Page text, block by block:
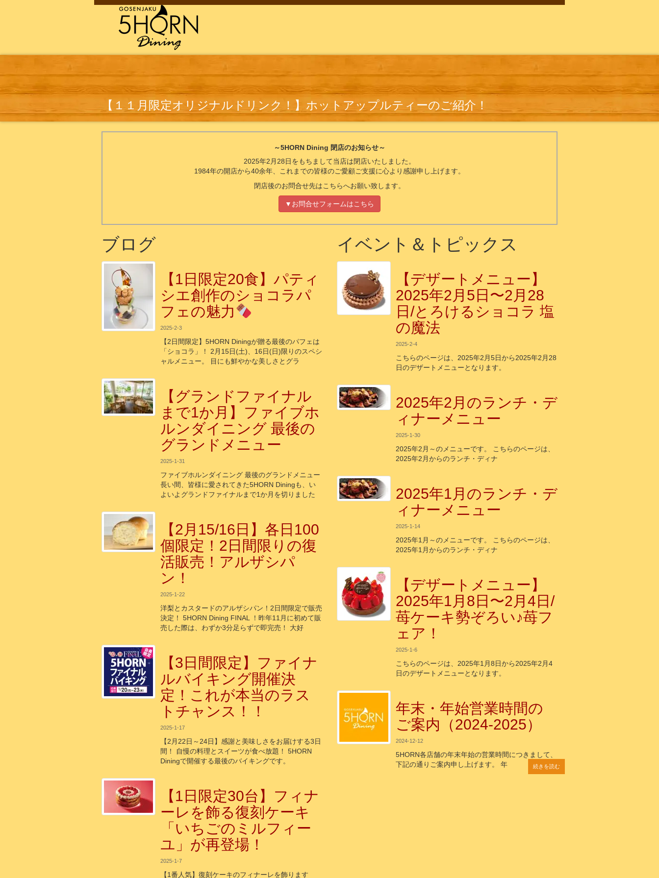
【１１月限定オリジナルドリンク！】ホットアップルティーのご紹介！
～5HORN Dining 閉店のお知らせ～
2025年2月28日をもちまして当店は閉店いたしました。
1984年の開店から40余年、これまでの皆様のご愛顧ご支援に心より感謝申し上げます。
閉店後のお問合せ先はこちらへお願い致します。
▼お問合せフォームはこちら
ブログ
【1日限定20食】パティ
シエ創作のショコラパ
フェの魅力
2025-2-3
【2日間限定】5HORN Diningが贈る最後のパフェは
「ショコラ」！ 2月15日(土)、16日(日)限りのスペシ
ャルメニュー。 目にも鮮やかな美しさとグラ
【グランドファイナル
まで1か月】ファイブホ
ルンダイニング 最後の
グランドメニュー
2025-1-31
ファイブホルンダイニング 最後のグランドメニュー
長い間、皆様に愛されてきた5HORN Diningも、い
よいよグランドファイナルまで1か月を切りました
【2月15/16日】各日100
個限定！2日間限りの復
活販売！アルザシパ
ン！
2025-1-22
洋梨とカスタードのアルザシパン！2日間限定で販売
決定！ 5HORN Dining FINAL ！昨年11月に初めて販
売した際は、わずか3分足らずで即完売！ 大好
【3日間限定】ファイナ
ルバイキング開催決
定！これが本当のラス
トチャンス！！
2025-1-17
【2月22日～24日】感謝と美味しさをお届けする3日
間！ 自慢の料理とスイーツが食べ放題！ 5HORN
Diningで開催する最後のバイキングです。
【1日限定30台】フィナ
ーレを飾る復刻ケーキ
「いちごのミルフィー
ユ」が再登場！
2025-1-7
【1番人気】復刻ケーキのフィナーレを飾ります
イベント＆トピックス
【デザートメニュー】
2025年2月5日〜2月28
日/とろけるショコラ 塩
の魔法
2025-2-4
こちらのページは、2025年2月5日から2025年2月28
日のデザートメニューとなります。
続きを読む
2025年2月のランチ・デ
ィナーメニュー
2025-1-30
2025年2月～のメニューです。 こちらのページは、
2025年2月からのランチ・ディナ
続きを読む
2025年1月のランチ・デ
ィナーメニュー
2025-1-14
2025年1月～のメニューです。 こちらのページは、
2025年1月からのランチ・ディナ
続きを読む
【デザートメニュー】
2025年1月8日〜2月4日/
苺ケーキ勢ぞろい♪苺フ
ェア！
2025-1-6
こちらのページは、2025年1月8日から2025年2月4
日のデザートメニューとなります。
続きを読む
年末・年始営業時間の
ご案内（2024-2025）
2024-12-12
5HORN各店舗の年末年始の営業時間につきまして、
下記の通りご案内申し上げます。 年
続きを読む